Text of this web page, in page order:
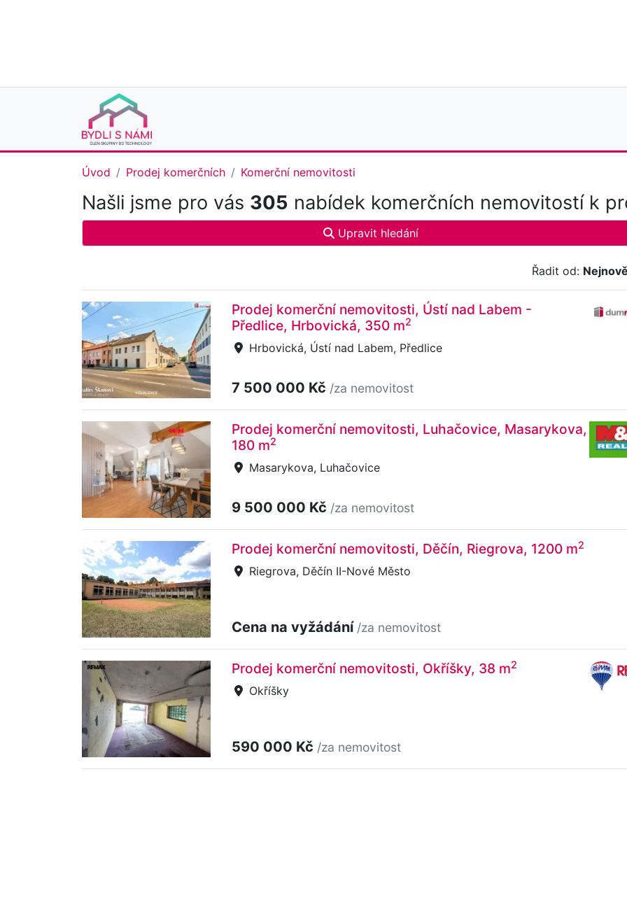
Úvod Prodej komerčních Komerční nemovitosti
Našli jsme pro vás 305 nabídek komerčních nemovitostí k
Upravit hledání
Řadit od:
Prodej komerční nemovitosti, Ústí nad Labem -
Předlice, Hrbovická, 350 m2
Hrbovická, Ústí nad Labem, Předlice
7 500 000 Kč /za nemovitost
Prodej komerční nemovitosti, Luhačovice, Masarykova,
180 m2
Masarykova, Luhačovice
9 500 000 Kč /za nemovitost
Prodej komerční nemovitosti, Děčín, Riegrova, 1200 m2
Riegrova, Děčín II-Nové Město
Cena na vyžádání /za nemovitost
Prodej komerční nemovitosti, Okříšky, 38 m2
Okříšky
590 000 Kč /za nemovitost